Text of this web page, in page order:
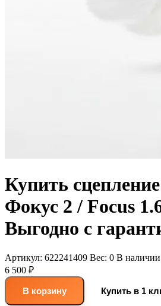
Купить
Фокус 2 / Focus
Выгодно с
Артикул: 622241409 Вес: 0 В наличии
6 500 ₽
В корзину
Купить в 1